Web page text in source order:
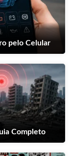
pelo Celular
Completo